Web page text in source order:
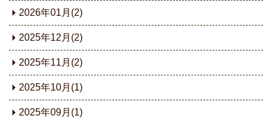
2026年01月(2)
2025年12月(2)
2025年11月(2)
2025年10月(1)
2025年09月(1)